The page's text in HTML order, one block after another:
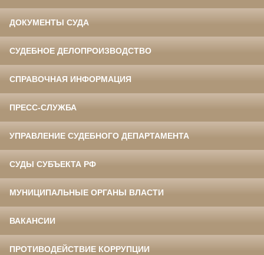
ДОКУМЕНТЫ СУДА
СУДЕБНОЕ ДЕЛОПРОИЗВОДСТВО
СПРАВОЧНАЯ ИНФОРМАЦИЯ
ПРЕСС-СЛУЖБА
УПРАВЛЕНИЕ СУДЕБНОГО ДЕПАРТАМЕНТА
СУДЫ СУБЪЕКТА РФ
МУНИЦИПАЛЬНЫЕ ОРГАНЫ ВЛАСТИ
ВАКАНСИИ
ПРОТИВОДЕЙСТВИЕ КОРРУПЦИИ